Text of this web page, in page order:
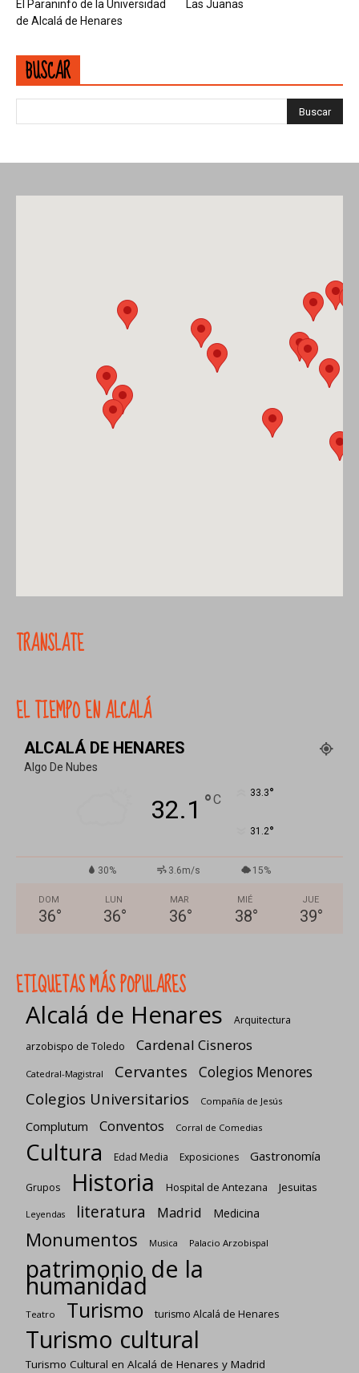
El Paraninfo de la Universidad
de Alcalá de Henares
Las Juanas
BUSCAR
TRANSLATE
EL TIEMPO EN ALCALÁ
ALCALÁ DE HENARES
Algo De Nubes
32.1 °C 33.3°
31.2°
30% 3.6m/s 15%
DOM
36°
LUN
36°
MAR
36°
MIÉ
38°
JUE
39°
ETIQUETAS MÁS POPULARES
Alcalá de Henares
Arquitectura
arzobispo de Toledo
Cardenal Cisneros
Catedral-Magistral Cervantes Colegios Menores
Colegios Universitarios Compañía de Jesús
Complutum Conventos Corral de Comedias
Cultura Edad Media Exposiciones Gastronomía
Grupos Historia Hospital de Antezana Jesuitas
Leyendas literatura Madrid Medicina
Monumentos Musica Palacio Arzobispal
patrimonio de la
humanidad
Teatro Turismo turismo Alcalá de Henares
Turismo cultural
Turismo Cultural en Alcalá de Henares y Madrid